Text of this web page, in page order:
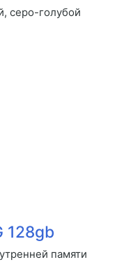
серо-голубой
128gb
памяти